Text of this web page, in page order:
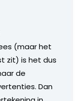
(maar het
zit) is het dus
de
Dan